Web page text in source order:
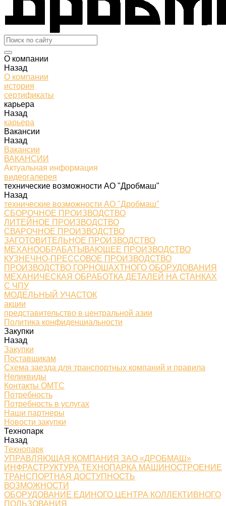
О компании
Назад
О компании
история
сертификаты
карьера
Назад
карьера
Вакансии
Назад
Вакансии
ВАКАНСИИ
Актуальная информация
видеогалерея
технические возможности АО "Дробмаш"
Назад
технические возможности АО "Дробмаш"
СБОРОЧНОЕ ПРОИЗВОДСТВО
ЛИТЕЙНОЕ ПРОИЗВОДСТВО
СВАРОЧНОЕ ПРОИЗВОДСТВО
ЗАГОТОВИТЕЛЬНОЕ ПРОИЗВОДСТВО
МЕХАНООБРАБАТЫВАЮЩЕЕ ПРОИЗВОДСТВО
КУЗНЕЧНО-ПРЕССОВОЕ ПРОИЗВОДСТВО
ПРОИЗВОДСТВО ГОРНОШАХТНОГО ОБОРУДОВАНИЯ
МЕХАНИЧЕСКАЯ ОБРАБОТКА ДЕТАЛЕЙ НА СТАНКАХ
С ЧПУ
МОДЕЛЬНЫЙ УЧАСТОК
акции
представительство в центральной азии
Политика конфиденциальности
Закупки
Назад
Закупки
Поставщикам
Схема заезда для транспортных компаний и правила
Неликвиды
Контакты ОМТС
Потребность
Потребность в услугах
Наши партнеры
Новости закупки
Технопарк
Назад
Технопарк
УПРАВЛЯЮЩАЯ КОМПАНИЯ ЗАО «ДРОБМАШ»
ИНФРАСТРУКТУРА ТЕХНОПАРКА МАШИНОСТРОЕНИЕ
ТРАНСПОРТНАЯ ДОСТУПНОСТЬ
ВОЗМОЖНОСТИ
ОБОРУДОВАНИЕ ЕДИНОГО ЦЕНТРА КОЛЛЕКТИВНОГО
ПОЛЬЗОВАНИЯ